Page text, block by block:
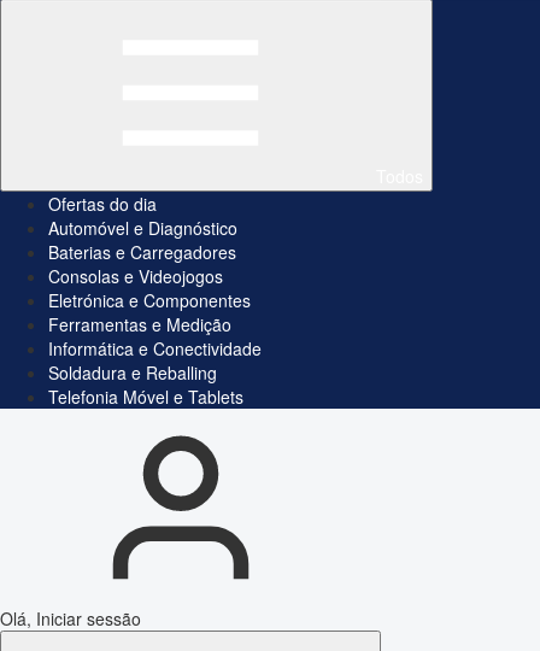
Ofertas do dia
Automóvel e Diagnóstico
Baterias e Carregadores
Consolas e Videojogos
Eletrónica e Componentes
Ferramentas e Medição
Informática e Conectividade
Soldadura e Reballing
Telefonia Móvel e Tablets
Olá, Iniciar sessão